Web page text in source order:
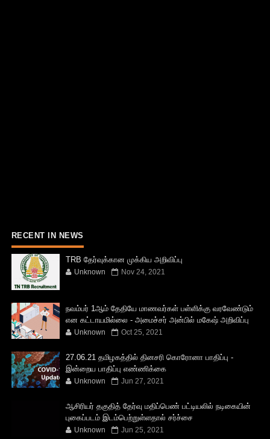
RECENT IN NEWS
TRB தேர்வுக்கான முக்கிய அறிவிப்பு
Unknown Nov 24, 2021
நவம்பர் 1ஆம் தேதியே மாணவர்கள் பள்ளிக்கு வரவேண்டும்
என கட்டாயமில்லை - அமைச்சர் அன்பில் மகேஷ் அறிவிப்பு
Unknown Oct 25, 2021
27.06.21 தமிழகத்தில் தினசரி கொரோனா பாதிப்பு -
இன்றைய பாதிப்பு எண்ணிக்கை
Unknown Jun 27, 2021
ஆசிரியர் தகுதித் தேர்வு மதிப்பெண் பட்டியலில் நடிகையின்
புகைப்படம் இடம்பெற்றுள்ளதால் சர்ச்சை
Unknown Jun 25, 2021